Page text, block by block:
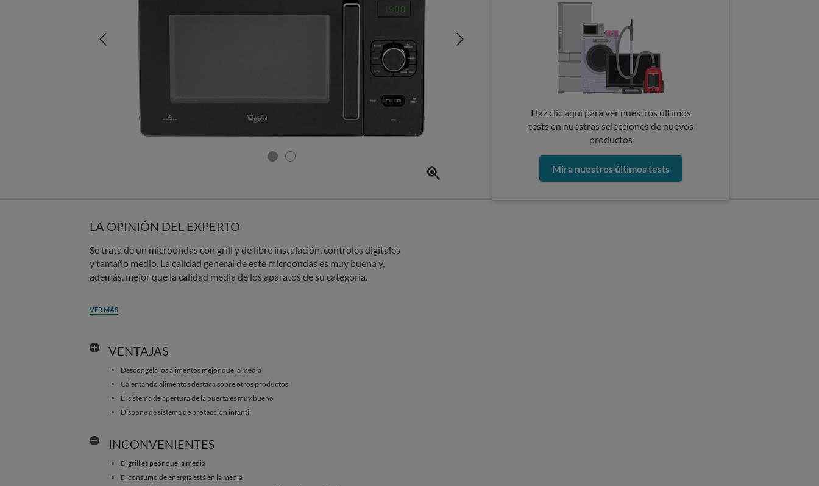
Haz clic aquí para ver nuestros últimos
tests en nuestras selecciones de nuevos
productos
Mira nuestros últimos tests
LA OPINIÓN DEL EXPERTO
Se trata de un microondas con grill y de libre instalación, controles digitales
y tamaño medio. La calidad general de este microondas es muy buena y,
además, mejor que la calidad media de los aparatos de su categoría.
VER MÁS
VENTAJAS
Descongela los alimentos mejor que la media
Calentando alimentos destaca sobre otros productos
El sistema de apertura de la puerta es muy bueno
Dispone de sistema de protección infantil
INCONVENIENTES
El grill es peor que la media
El consumo de energía está en la media